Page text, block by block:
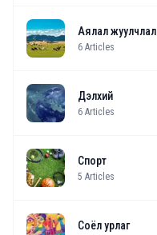
Аялал жуулчлал
6 Articles
Дэлхий
6 Articles
Спорт
5 Articles
Соёл урлаг